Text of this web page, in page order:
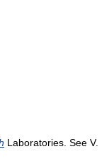
Laboratories. See V.